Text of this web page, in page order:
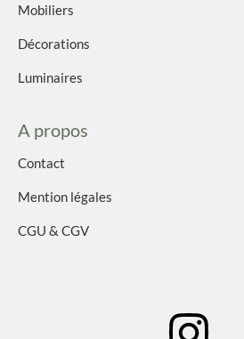
Mobiliers
Décorations
Luminaires
A propos
Contact
Mention légales
CGU & CGV
I